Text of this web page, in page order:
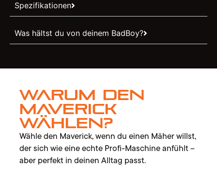
Spezifikationen
Was hältst du von deinem BadBoy?
Warum den
Maverick
wählen?
Wähle den Maverick, wenn du einen Mäher willst,
der sich wie eine echte Profi-Maschine anfühlt –
aber perfekt in deinen Alltag passt.